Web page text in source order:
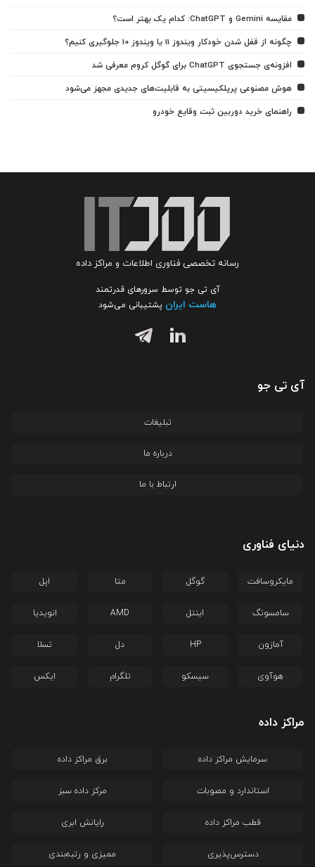
مقایسه Gemini و ChatGPT: کدام یک بهتر است؟
چگونه از قفل شدن خودکار ویندوز 11 یا ویندوز 10 جلوگیری کنیم؟
افزونه‌ی جستجوی ChatGPT برای گوگل کروم معرفی شد
هوش مصنوعی پرپلکیسیتی به قابلیت‌های جدیدی مجهز می‌شود
راهنمای خرید دوربین ثبت وقایع خودرو
رسانه تخصصی فناوری اطلاعات و مراکز داده
آی تی جو توسط سرورهای قدرتمند
هاست ایران پشتیبانی می‌شود
آی تی جو
تبلیغات
درباره ما
ارتباط با ما
دنیای فناوری
مایکروسافت گوگل متا اپل
سامسونگ اینتل AMD انویدیا
آمازون HP دل تسلا
هوآوی سیسکو تلگرام ایکس
مراکز داده
سرمایش مراکز داده برق مراکز داده
استاندارد و مصوبات مرکز داده سبز
قطب مراکز داده رایانش ابری
دسترس‌پذیری ممیزی و رتبه‌بندی